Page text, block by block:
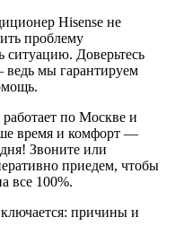
Hisense не
проблему
ситуацию. Доверьтесь
мы гарантируем
по Москве и
время и комфорт —
Звоните или
приедем, чтобы
все 100%.